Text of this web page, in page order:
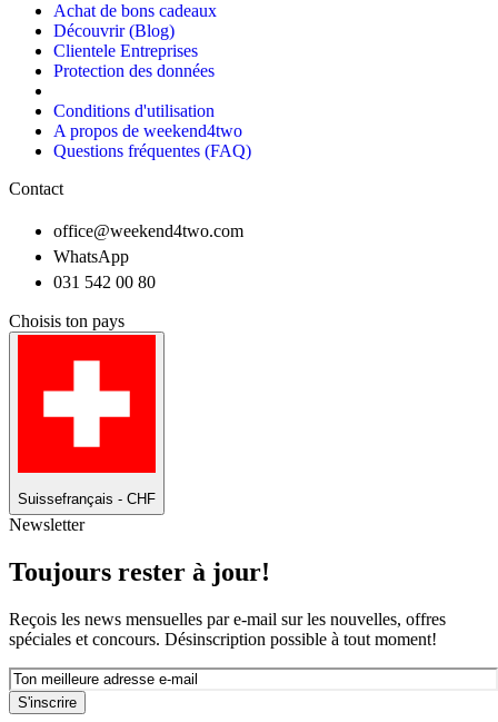
Achat de bons cadeaux
Découvrir (Blog)
Clientele Entreprises
Protection des données
Conditions d'utilisation
A propos de weekend4two
Questions fréquentes (FAQ)
Contact
office@weekend4two.com
WhatsApp
031 542 00 80
Choisis ton pays
Suissefrançais - CHF
Newsletter
Toujours rester à jour!
Reçois les news mensuelles par e-mail sur les nouvelles, offres
spéciales et concours. Désinscription possible à tout moment!
S'inscrire